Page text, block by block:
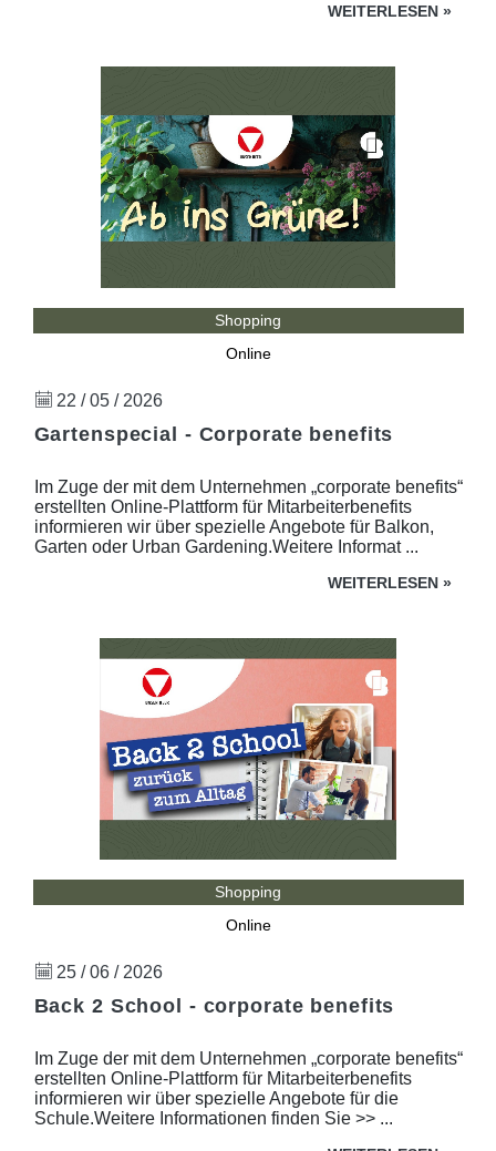
WEITERLESEN »
Shopping
Online
22 / 05 / 2026
Gartenspecial - Corporate benefits
Im Zuge der mit dem Unternehmen „corporate benefits“
erstellten Online-Plattform für Mitarbeiterbenefits
informieren wir über spezielle Angebote für Balkon,
Garten oder Urban Gardening.Weitere Informat ...
WEITERLESEN »
Shopping
Online
25 / 06 / 2026
Back 2 School - corporate benefits
Im Zuge der mit dem Unternehmen „corporate benefits“
erstellten Online-Plattform für Mitarbeiterbenefits
informieren wir über spezielle Angebote für die
Schule.Weitere Informationen finden Sie >> ...